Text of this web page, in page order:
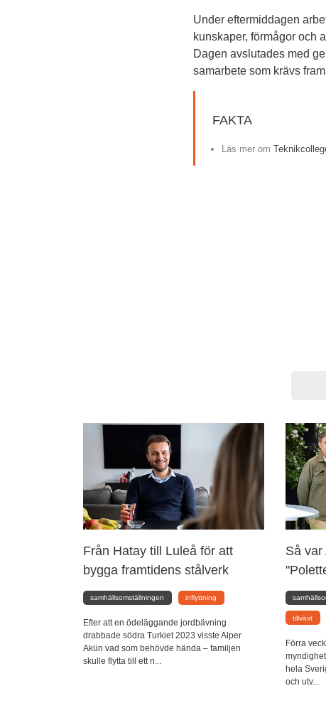
Under eftermiddagen
kunskaper, förmågor och
Dagen avslutades med
samarbete som krävs
FAKTA
Läs mer om
Från Hatay till Luleå för att
bygga framtidens stålverk
samhällsomställningen inflyttning
Efter att en ödeläggande jordbävning
drabbade södra Turkiet 2023 visste Alper
Akün vad som behövde hända – familjen
skulle flytta till ett n...
Så var
tillväxt
Förra
hela
och utv...